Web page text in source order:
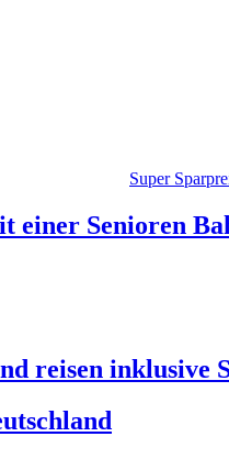
Super
einer Senioren
reisen inklusive